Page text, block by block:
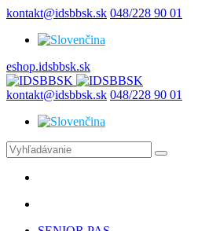
kontakt@idsbbsk.sk 048/228 90 01
eshop.idsbbsk.sk
kontakt@idsbbsk.sk 048/228 90 01